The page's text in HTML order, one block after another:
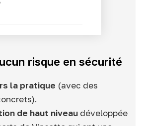
risque en sécurité
la pratique (avec des
de haut niveau développée